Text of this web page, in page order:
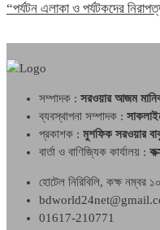
“পর্যটন এলাকা ও পর্যটকদের
সম্পাদক : সরওয়ার আজম
ব্যবস্থাপনা সম্পাদক :
প্রকাশক : মুশফিক সরওয়ার
বার্তা ও বাণিজ্যিক কার্যালয় :
হোটেল নিরিবিলি, কক্ষ নম্বর
01617-210771